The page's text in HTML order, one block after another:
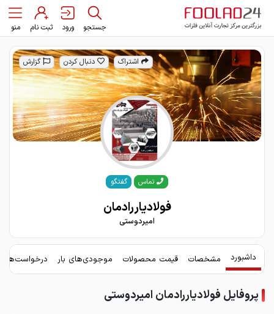
جستجو ورود ثبت نام منو
اشتراک دنبال کردن گزارش
تماس گفتگو
فولادیاررادمان
امیردوستی
داشبورد مشخصات قیمت محصولات موجودی‌های بار
پروفایل فولادیاررادمان امیردوستی